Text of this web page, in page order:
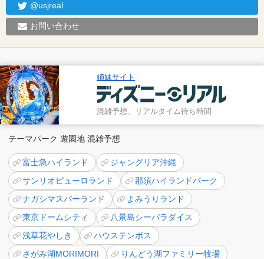
@usjreal
お問い合わせ
姉妹サイト
混雑予想、リアルタイム待ち時間
テーマパーク 遊園地 混雑予想
富士急ハイランド
ジャングリア沖縄
サンリオピューロランド
那須ハイランドパーク
ナガシマスパーランド
よみうりランド
東京ドームシティ
八景島シーパラダイス
浅草花やしき
ハウステンボス
さがみ湖MORIMORI
りんどう湖ファミリー牧場